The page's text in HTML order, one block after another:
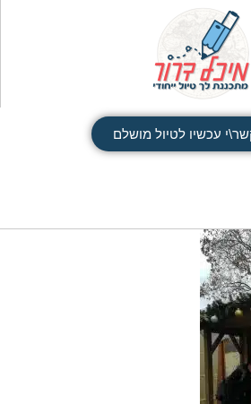
עכשיו לטיול מושלם